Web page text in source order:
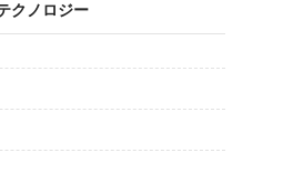
クノロジー